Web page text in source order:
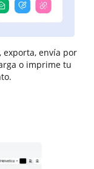
exporta, envía por
o imprime tu